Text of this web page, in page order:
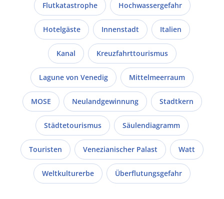
Flutkatastrophe Hochwassergefahr
Hotelgäste Innenstadt Italien
Kanal Kreuzfahrttourismus
Lagune von Venedig Mittelmeerraum
MOSE Neulandgewinnung Stadtkern
Städtetourismus Säulendiagramm
Touristen Venezianischer Palast Watt
Weltkulturerbe Überflutungsgefahr